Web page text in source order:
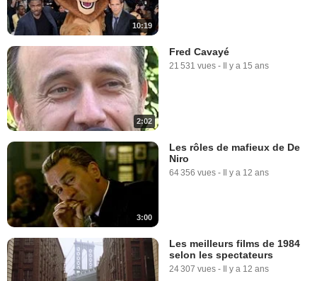
10:19
2:02
Fred Cavayé
21 531 vues - Il y a 15 ans
3:00
Les rôles de mafieux de De
Niro
64 356 vues - Il y a 12 ans
Les meilleurs films de 1984
selon les spectateurs
24 307 vues - Il y a 12 ans